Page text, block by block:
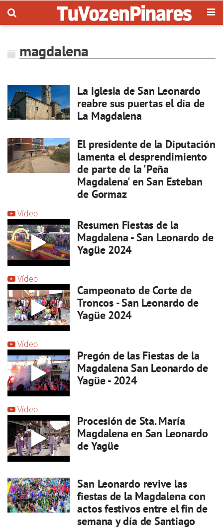
magdalena
La iglesia de San Leonardo
reabre sus puertas el día de
La Magdalena
El presidente de la Diputación
lamenta el desprendimiento
de parte de la 'Peña
Magdalena' en San Esteban
de Gormaz
Vídeo
Resumen Fiestas de la
Magdalena - San Leonardo de
Yagüe 2024
Vídeo
Campeonato de Corte de
Troncos - San Leonardo de
Yagüe 2024
Vídeo
Pregón de las Fiestas de la
Magdalena San Leonardo de
Yagüe - 2024
Vídeo
Procesión de Sta. María
Magdalena en San Leonardo
de Yagüe
San Leonardo revive las
fiestas de la Magdalena con
actos festivos entre el fin de
semana y día de Santiago